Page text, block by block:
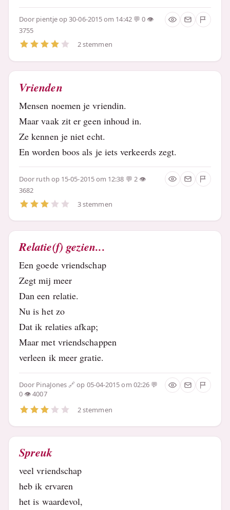
Door pientjeop 30-06-2015 om 14:42
0
3755
2 stemmen
Vrienden
Mensen noemen je vriendin.
Maar vaak zit er geen inhoud in.
Ze kennen je niet echt.
En worden boos als je iets verkeerds zegt.
Door ruth op 15-05-2015 om 12:38
2
3682
3 stemmen
Relatie(f) gezien...
Een goede vriendschap
Zegt mij meer
Dan een relatie.
Nu is het zo
Dat ik relaties afkap;
Maar met vriendschappen
verleen ik meer gratie.
Door PinaJones
op 05-04-2015 om 02:26
0
4007
2 stemmen
Spreuk
veel vriendschap
heb ik ervaren
het is waardevol,